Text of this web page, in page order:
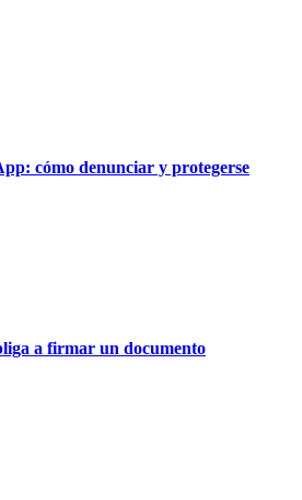
cómo denunciar y protegerse
a firmar un documento